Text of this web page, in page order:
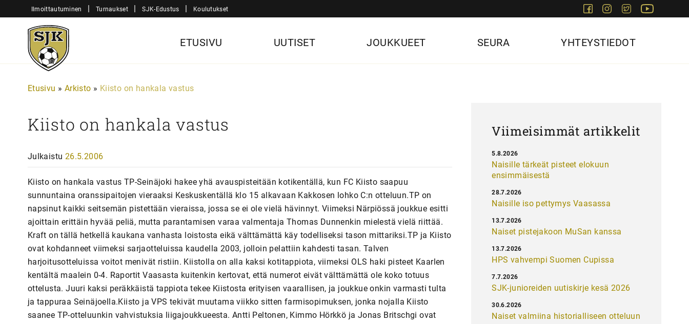
sisältöön
Ilmoittautuminen | Turnaukset | SJK-Edustus | Koulutukset FacebookInstagram
Twitter
Sjk-
Juniorit
ETUSIVU UUTISET JOUKKUEET SEURA YHTEYSTIEDOT
Etusivu » Arkisto » Kiisto on hankala vastus
Kiisto on hankala vastus
Julkaistu 26.5.2006
Kiisto on hankala vastus TP-Seinäjoki hakee yhä avauspisteitään kotikentällä, kun FC Kiisto saapuu
sunnuntaina oranssipaitojen vieraaksi Keskuskentällä klo 15 alkavaan Kakkosen lohko C:n otteluun.TP on
napsinut kaikki seitsemän pistettään vieraissa, jossa se ei ole vielä hävinnyt. Viimeksi Närpiössä joukkue esitti
ajoittain erittäin hyvää peliä, mutta parantamisen varaa valmentaja Thomas Dunnenkin mielestä vielä riittää.
Kraft on tällä hetkellä kaukana vanhasta loistosta eikä välttämättä käy todelliseksi tason mittariksi.TP ja Kiisto
ovat kohdanneet viimeksi sarjaotteluissa kaudella 2003, jolloin pelattiin kahdesti tasan. Talven
harjoitusotteluissa voitot menivät ristiin. Kiistolla on alla kaksi kotitappiota, viimeksi OLS haki pisteet Kaarlen
kentältä maalein 0-4. Raportit Vaasasta kuitenkin kertovat, että numerot eivät välttämättä ole koko totuus
ottelusta. Juuri kaksi peräkkäistä tappiota tekee Kiistosta erityisen vaarallisen, ja joukkue onkin varmasti tulta
ja tappuraa Seinäjoella.Kiisto ja VPS tekivät muutama viikko sitten farmisopimuksen, jonka nojalla Kiisto
saanee TP-otteluunkin vahvistuksia liigajoukkueesta. Antti Peltonen, Kimmo Hörkkö ja Jonas Britschgi ovat
Viimeisimmät artikkelit
Naisille tärkeät pisteet elokuun
ensimmäisestä
5.8.2026
Naisille iso pettymys Vaasassa
28.7.2026
Naiset pistejakoon MuSan kanssa
13.7.2026
HPS vahvempi Suomen Cupissa
13.7.2026
SJK-junioreiden uutiskirje kesä 2026
7.7.2026
Naiset valmiina historialliseen otteluun
30.6.2026